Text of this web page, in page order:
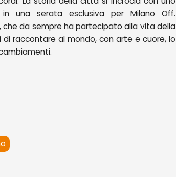
una serata esclusiva per Milano Off.
che da sempre ha partecipato alla vita della
raccontare al mondo, con arte e cuore, lo